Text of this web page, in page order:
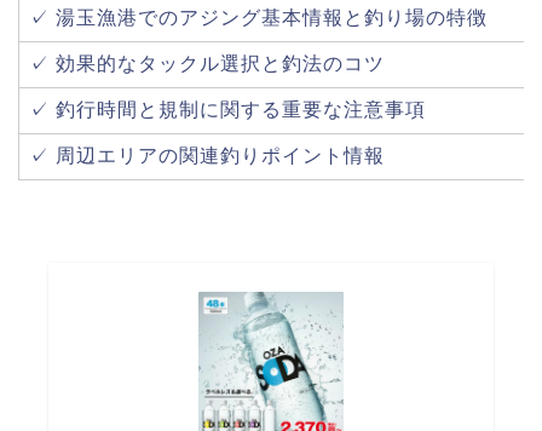
✓ 湯玉漁港でのアジング基本情報と釣り場の特徴
✓ 効果的なタックル選択と釣法のコツ
✓ 釣行時間と規制に関する重要な注意事項
✓ 周辺エリアの関連釣りポイント情報